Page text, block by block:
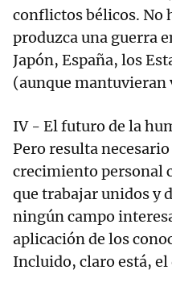
conflictos bélicos. No
produzca una guerra
Japón, España, los
(aunque mantuvieran
IV - El futuro de la
Pero resulta
crecimiento personal
que trabajar unidos y
ningún campo
aplicación de los
Incluido, claro está,